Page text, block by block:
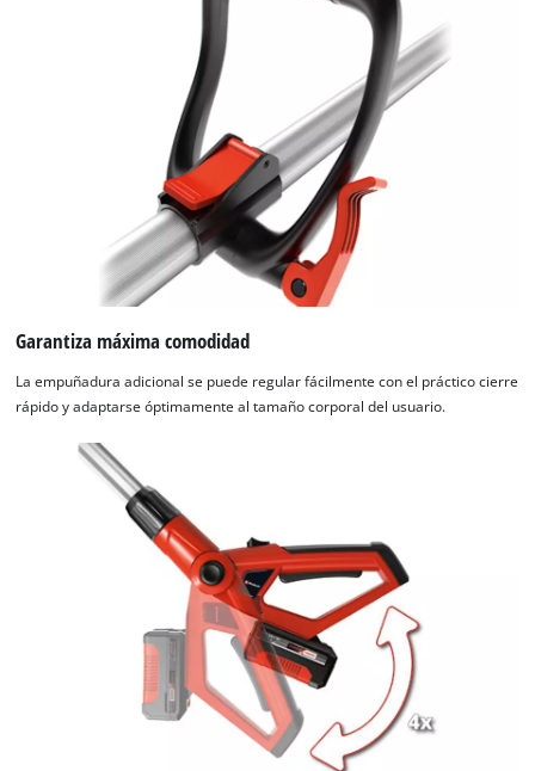
Garantiza máxima comodidad
La empuñadura adicional se puede regular fácilmente con el práctico cierre
rápido y adaptarse óptimamente al tamaño corporal del usuario.